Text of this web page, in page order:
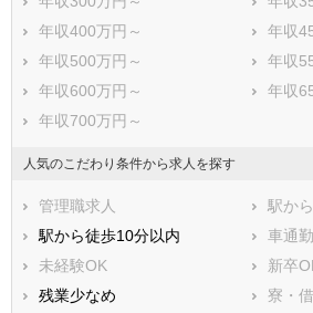
年収400万円～
年収
年収500万円～
年収
年収600万円～
年収
年収700万円～
人気のこだわり条件から求人を探す
管理職求人
駅か
駅から徒歩10分以内
車通
未経験OK
新卒
残業少なめ
寮・